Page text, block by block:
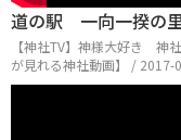
道の駅 一向一揆の
【神社TV】神様大好き 神
が見れる神社動画】 / 2017-